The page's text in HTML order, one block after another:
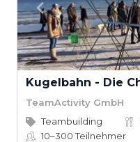
TeamActivity GmbH
Teambuilding
10–300Teilnehmer